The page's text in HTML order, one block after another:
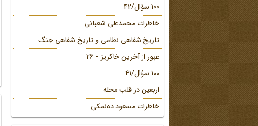
100 سؤال/42
خاطرات محمد‌علی شعبانی
تاریخ شفاهی نظامی و تاریخ شفاهی جنگ
عبور از آخرین خاکریز - 26
100 سؤال/41
اربعین در قلب محله
خاطرات مسعود ده‌نمکی